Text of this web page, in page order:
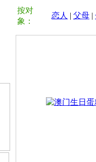
按对
象：
恋人 | 父母 |